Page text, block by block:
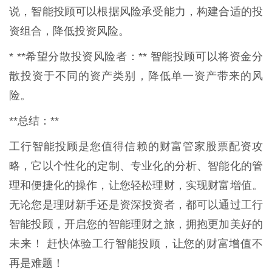
说，智能投顾可以根据风险承受能力，构建合适的投
资组合，降低投资风险。
* **希望分散投资风险者：** 智能投顾可以将资金分
散投资于不同的资产类别，降低单一资产带来的风
险。
**总结：**
工行智能投顾是您值得信赖的财富管家股票配资攻
略，它以个性化的定制、专业化的分析、智能化的管
理和便捷化的操作，让您轻松理财，实现财富增值。
无论您是理财新手还是资深投资者，都可以通过工行
智能投顾，开启您的智能理财之旅，拥抱更加美好的
未来！ 赶快体验工行智能投顾，让您的财富增值不
再是难题！